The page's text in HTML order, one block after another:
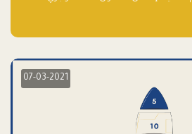
07-03-2021